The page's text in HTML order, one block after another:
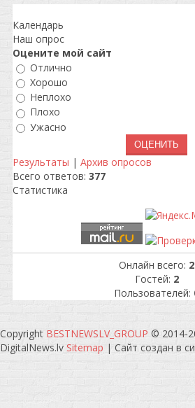
Календарь
Наш опрос
Оцените мой сайт
Отлично
Хорошо
Неплохо
Плохо
Ужасно
Результаты | Архив опросов
Всего ответов: 377
Статистика
Онлайн всего: 2
Гостей: 2
Пользователей:
Copyright BESTNEWSLV_GROUP © 2014-
DigitalNews.lv Sitemap | Сайт создан в